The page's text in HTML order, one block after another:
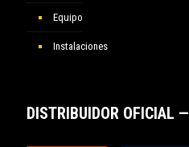
Equipo
Instalaciones
DISTRIBUIDOR OFICIAL —